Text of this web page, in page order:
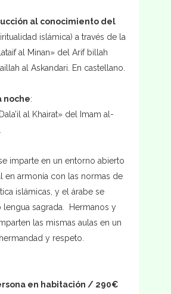
al conocimiento del
islámica) a través de la
al Minan» del Arif billah
al Askandari. En castellano.
noche:
al Khairat» del Imam al-
imparte en un entorno abierto
en armonía con las normas de
islámicas, y el árabe se
lengua sagrada. Hermanos y
las mismas aulas en un
y respeto.
en habitación / 290€